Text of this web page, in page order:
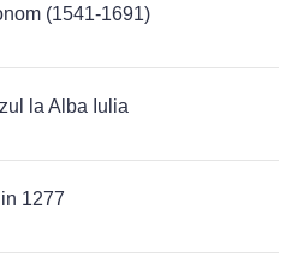
(1541-1691)
la Alba Iulia
1277